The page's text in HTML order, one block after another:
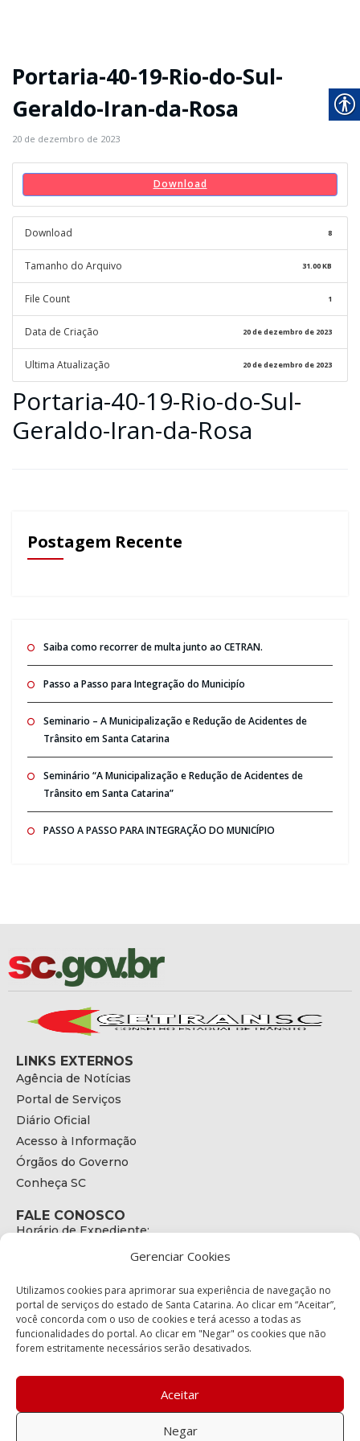
Gerenciar Cookies
Utilizamos cookies para aprimorar sua experiência de navegação no
portal de serviços do estado de Santa Catarina. Ao clicar em “Aceitar”,
você concorda com o uso de cookies e terá acesso a todas as
funcionalidades do portal. Ao clicar em "Negar" os cookies que não
forem estritamente necessários serão desativados.
Aceitar
Negar
Portaria-40-19-Rio-do-Sul-
Geraldo-Iran-da-Rosa
20 de dezembro de 2023
Download
Download 8
Tamanho do Arquivo 31.00 KB
File Count 1
Data de Criação 20 de dezembro de 2023
Ultima Atualização 20 de dezembro de 2023
Portaria-40-19-Rio-do-Sul-
Geraldo-Iran-da-Rosa
Postagem Recente
Saiba como recorrer de multa junto ao CETRAN.
Passo a Passo para Integração do Municipío
Seminario – A Municipalização e Redução de Acidentes de
Trânsito em Santa Catarina
Seminário “A Municipalização e Redução de Acidentes de
Trânsito em Santa Catarina”
PASSO A PASSO PARA INTEGRAÇÃO DO MUNICÍPIO
LINKS EXTERNOS
Agência de Notícias
Portal de Serviços
Diário Oficial
Acesso à Informação
Órgãos do Governo
Conheça SC
FALE CONOSCO
Horário de Expediente:
E-mail:
secretariaexecutiva@cetran.sc.gov.br
ENDEREÇO
Endereço:
Bairro:
Coqueiros, Florianópolis SC
88.080-160